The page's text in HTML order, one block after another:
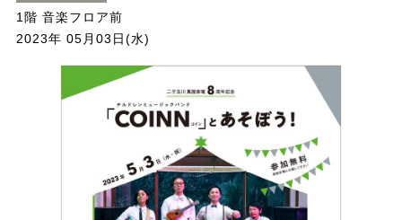
1階 音楽フロア前
2023年 05月03日(水)